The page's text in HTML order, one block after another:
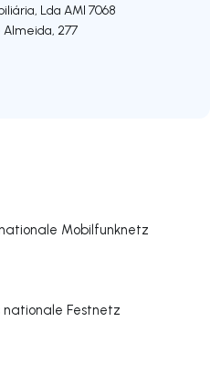
Mobilfunknetz
nationale Festnetz
Lda AMI 7068
Almeida, 277